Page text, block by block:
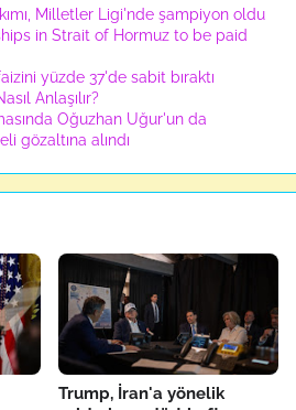
Milletler Ligi'nde şampiyon oldu
in Strait of Hormuz to be paid
yüzde 37'de sabit bıraktı
Anlaşılır?
Oğuzhan Uğur'un da
gözaltına alındı
Trump, İran'a yönelik